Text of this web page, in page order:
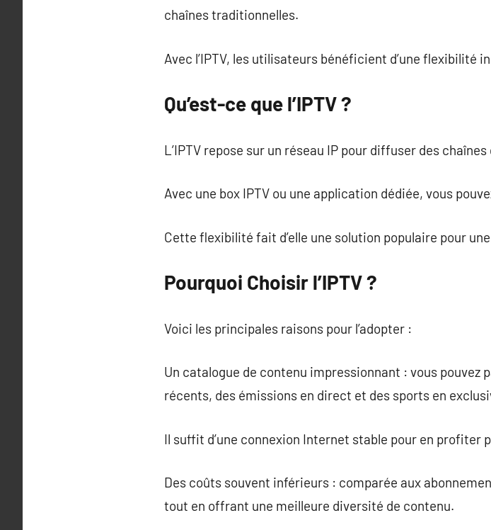
chaînes traditionnelles.
Avec l’IPTV, les utilisateurs bénéficient d’une flexibilité
Qu’est-ce que l’IPTV ?
L’IPTV repose sur un réseau IP pour diffuser des
Avec une box IPTV ou une application dédiée, vous
Cette flexibilité fait d’elle une solution populaire pour
Pourquoi Choisir l’IPTV ?
Voici les principales raisons pour l’adopter :
Un catalogue de contenu impressionnant : vous
récents, des émissions en direct et des sports en
Il suffit d’une connexion Internet stable pour en profiter
Des coûts souvent inférieurs : comparée aux
tout en offrant une meilleure diversité de contenu.